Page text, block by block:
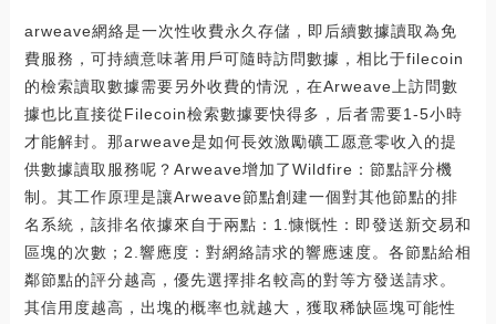
arweave網絡是一次性收費永久存儲，即后續數據讀取為免
費服務，可持續意味著用戶可隨時訪問數據，相比于filecoin
的檢索讀取數據需要另外收費的情況，在Arweave上訪問數
據也比直接從Filecoin檢索數據要快得多，后者需要1-5小時
才能解封。那arweave是如何長效激勵礦工愿意零收入的提
供數據讀取服務呢？Arweave增加了Wildfire：節點評分機
制。其工作原理是讓Arweave節點創建一個對其他節點的排
名系統，該排名依據來自于兩點：1.慷慨性：即發送新交易和
區塊的次數；2.響應度：對網絡請求的響應速度。各節點給相
鄰節點的評分越高，優先選擇排名較高的對等方發送請求。
其信用度越高，出塊的概率也就越大，獲取稀缺區塊可能性